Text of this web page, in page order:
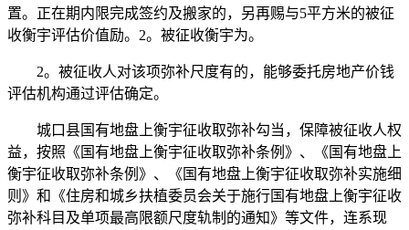
置。正在期内限完成签约及搬家的，另再赐与5平方米的被征
收衡宇评估价值励。2。被征收衡宇为。
2。被征收人对该项弥补尺度有的，能够委托房地产价钱
评估机构通过评估确定。
城口县国有地盘上衡宇征收取弥补勾当，保障被征收人权
益，按照《国有地盘上衡宇征收取弥补条例》、《国有地盘上
衡宇征收取弥补条例》、《国有地盘上衡宇征收取弥补实施细
则》和《住房和城乡扶植委员会关于施行国有地盘上衡宇征收
弥补科目及单项最高限额尺度轨制的通知》等文件，连系现